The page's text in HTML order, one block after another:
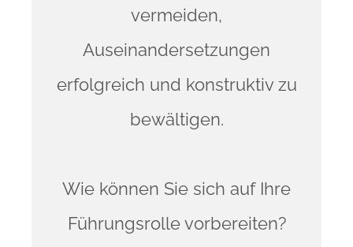
vermeiden,
Auseinandersetzungen
erfolgreich und konstruktiv zu
bewältigen.
Wie können Sie sich auf Ihre
Führungsrolle vorbereiten?